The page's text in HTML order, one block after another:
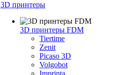
3D принтеры
3D принтеры FDM
Tiertime
Zenit
Picaso 3D
Volgobot
Imprinta